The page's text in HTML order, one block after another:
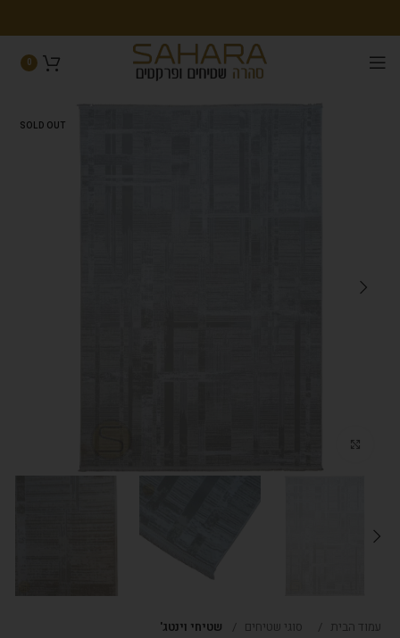
0
SOLD OUT
עמוד הבית סוגי שטיחים שטיחי וינטג'